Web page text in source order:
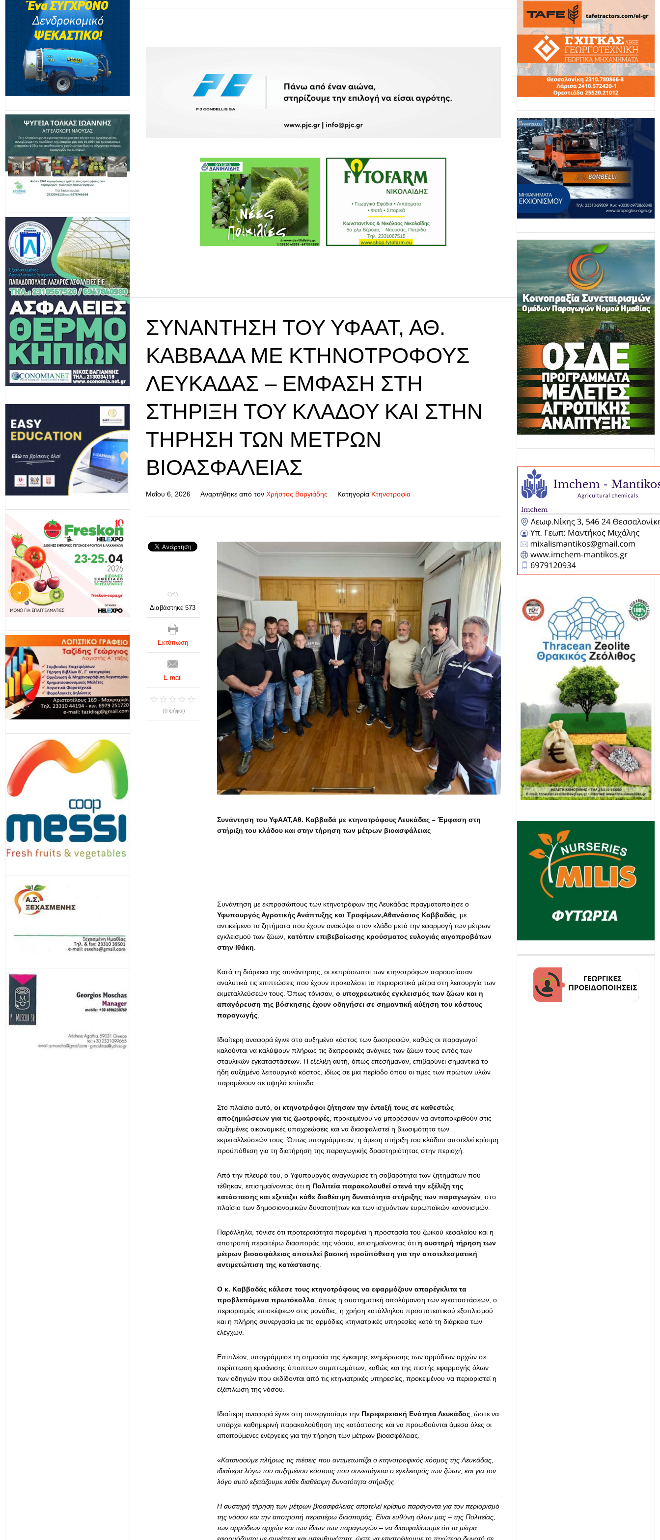
ΣΥΝΆΝΤΗΣΗ ΤΟΥ ΥΦΑΑΤ, ΑΘ.
ΚΑΒΒΑΔΆ ΜΕ ΚΤΗΝΟΤΡΌΦΟΥΣ
ΛΕΥΚΆΔΑΣ – ΈΜΦΑΣΗ ΣΤΗ
ΣΤΉΡΙΞΗ ΤΟΥ ΚΛΆΔΟΥ ΚΑΙ ΣΤΗΝ
ΤΉΡΗΣΗ ΤΩΝ ΜΈΤΡΩΝ
ΒΙΟΑΣΦΆΛΕΙΑΣ
Μαΐου 6, 2026 Αναρτήθηκε από τον Χρήστος Βοργιάδης Κατηγορία Κτηνοτροφία
Συνάντηση του ΥφΑΑΤ,Αθ. Καββαδά με κτηνοτρόφους Λευκάδας – Έμφαση στη
στήριξη του κλάδου και στην τήρηση των μέτρων βιοασφάλειας
Συνάντηση με εκπροσώπους των κτηνοτρόφων της Λευκάδας πραγματοποίησε ο
Υφυπουργός Αγροτικής Ανάπτυξης και Τροφίμων,Αθανάσιος Καββαδάς, με
αντικείμενο τα ζητήματα που έχουν ανακύψει στον κλάδο μετά την εφαρμογή των μέτρων
εγκλεισμού των ζώων, κατόπιν επιβεβαίωσης κρούσματος ευλογιάς αιγοπροβάτων
στην Ιθάκη.
Κατά τη διάρκεια της συνάντησης, οι εκπρόσωποι των κτηνοτρόφων παρουσίασαν
αναλυτικά τις επιπτώσεις που έχουν προκαλέσει τα περιοριστικά μέτρα στη λειτουργία των
εκμεταλλεύσεών τους. Όπως τόνισαν, ο υποχρεωτικός εγκλεισμός των ζώων και η
απαγόρευση της βόσκησης έχουν οδηγήσει σε σημαντική αύξηση του κόστους
παραγωγής.
Ιδιαίτερη αναφορά έγινε στο αυξημένο κόστος των ζωοτροφών, καθώς οι παραγωγοί
καλούνται να καλύψουν πλήρως τις διατροφικές ανάγκες των ζώων τους εντός των
σταυλικών εγκαταστάσεων. Η εξέλιξη αυτή, όπως επεσήμαναν, επιβαρύνει σημαντικά το
ήδη αυξημένο λειτουργικό κόστος, ιδίως σε μια περίοδο όπου οι τιμές των πρώτων υλών
παραμένουν σε υψηλά επίπεδα.
Στο πλαίσιο αυτό, οι κτηνοτρόφοι ζήτησαν την ένταξή τους σε καθεστώς
αποζημιώσεων για τις ζωοτροφές, προκειμένου να μπορέσουν να ανταποκριθούν στις
αυξημένες οικονομικές υποχρεώσεις και να διασφαλιστεί η βιωσιμότητα των
εκμεταλλεύσεών τους. Όπως υπογράμμισαν, η άμεση στήριξη του κλάδου αποτελεί κρίσιμη
προϋπόθεση για τη διατήρηση της παραγωγικής δραστηριότητας στην περιοχή.
Από την πλευρά του, ο Υφυπουργός αναγνώρισε τη σοβαρότητα των ζητημάτων που
τέθηκαν, επισημαίνοντας ότι η Πολιτεία παρακολουθεί στενά την εξέλιξη της
κατάστασης και εξετάζει κάθε διαθέσιμη δυνατότητα στήριξης των παραγωγών, στο
πλαίσιο των δημοσιονομικών δυνατοτήτων και των ισχυόντων ευρωπαϊκών κανονισμών.
Παράλληλα, τόνισε ότι προτεραιότητα παραμένει η προστασία του ζωικού κεφαλαίου και η
αποτροπή περαιτέρω διασποράς της νόσου, επισημαίνοντας ότι η αυστηρή τήρηση των
μέτρων βιοασφάλειας αποτελεί βασική προϋπόθεση για την αποτελεσματική
αντιμετώπιση της κατάστασης.
Ο κ. Καββαδάς κάλεσε τους κτηνοτρόφους να εφαρμόζουν απαρέγκλιτα τα
προβλεπόμενα πρωτόκολλα, όπως η συστηματική απολύμανση των εγκαταστάσεων, ο
περιορισμός επισκέψεων στις μονάδες, η χρήση κατάλληλου προστατευτικού εξοπλισμού
και η πλήρης συνεργασία με τις αρμόδιες κτηνιατρικές υπηρεσίες κατά τη διάρκεια των
ελέγχων.
Επιπλέον, υπογράμμισε τη σημασία της έγκαιρης ενημέρωσης των αρμόδιων αρχών σε
περίπτωση εμφάνισης ύποπτων συμπτωμάτων, καθώς και της πιστής εφαρμογής όλων
των οδηγιών που εκδίδονται από τις κτηνιατρικές υπηρεσίες, προκειμένου να περιοριστεί η
εξάπλωση της νόσου.
Ιδιαίτερη αναφορά έγινε στη συνεργασίαμε την Περιφερειακή Ενότητα Λευκάδος, ώστε να
υπάρχει καθημερινή παρακολούθηση της κατάστασης και να προωθούνται άμεσα όλες οι
απαιτούμενες ενέργειες για την τήρηση των μέτρων βιοασφάλειας.
«Κατανοούμε πλήρως τις πιέσεις που αντιμετωπίζει ο κτηνοτροφικός κόσμος της Λευκάδας,
ιδιαίτερα λόγω του αυξημένου κόστους που συνεπάγεται ο εγκλεισμός των ζώων, και για τον
λόγο αυτό εξετάζουμε κάθε διαθέσιμη δυνατότητα στήριξης.
Η αυστηρή τήρηση των μέτρων βιοασφάλειας αποτελεί κρίσιμο παράγοντα για τον περιορισμό
της νόσου και την αποτροπή περαιτέρω διασποράς. Είναι ευθύνη όλων μας – της Πολιτείας,
των αρμόδιων αρχών και των ίδιων των παραγωγών – να διασφαλίσουμε ότι τα μέτρα
Διαβάστηκε 573
Εκτύπωση
E-mail
(0 ψήφοι)